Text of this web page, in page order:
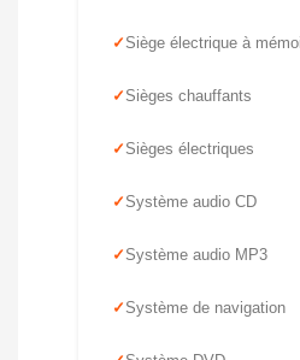
Siège électrique à
Sièges chauffants
Sièges électriques
Système audio CD
Système audio MP3
Système de navigation